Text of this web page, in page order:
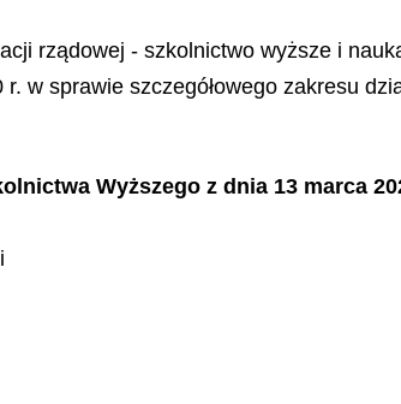
rządowej - szkolnictwo wyższe i
w sprawie szczegółowego zakresu
Wyższego z dnia 13 marca